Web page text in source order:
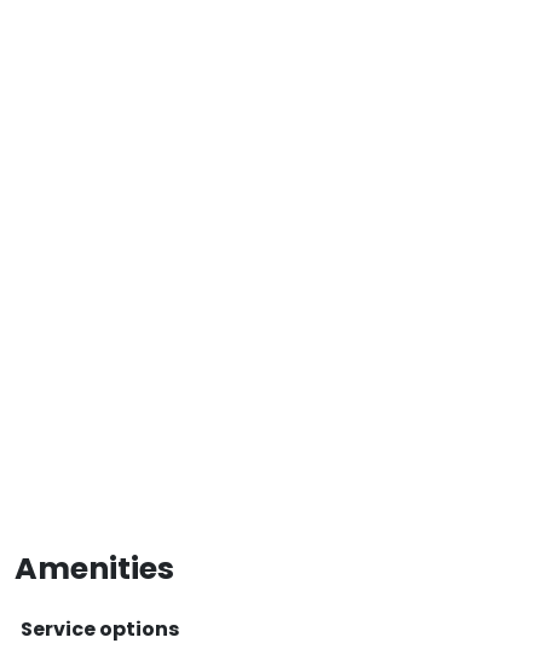
Amenities
Service options